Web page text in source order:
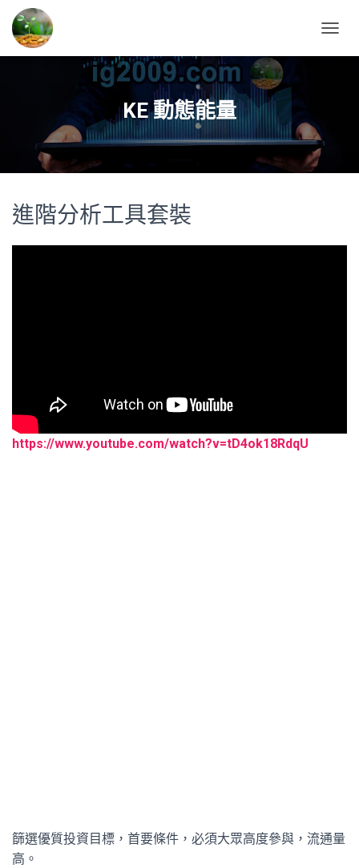
O
KE 動態能量
進階分析工具套裝
https://www.youtube.com/watch?v=tD4ok18RdqU
篩選優質投資目標，首要條件，必須大眾高度參與，流通量
高。